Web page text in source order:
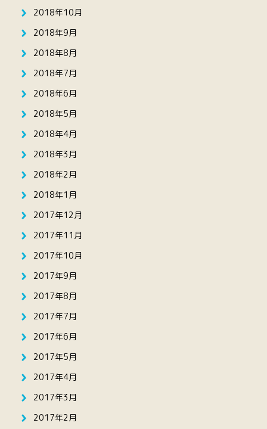
2018年10月
2018年9月
2018年8月
2018年7月
2018年6月
2018年5月
2018年4月
2018年3月
2018年2月
2018年1月
2017年12月
2017年11月
2017年10月
2017年9月
2017年8月
2017年7月
2017年6月
2017年5月
2017年4月
2017年3月
2017年2月